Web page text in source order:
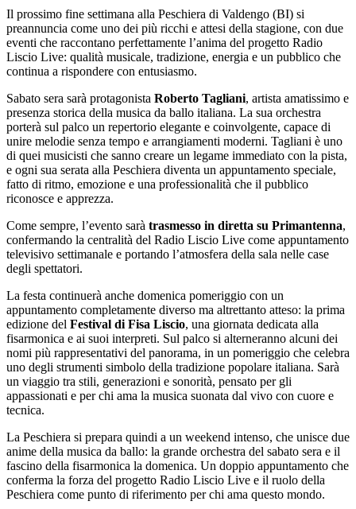
Il prossimo fine settimana alla Peschiera di Valdengo (BI) si
preannuncia come uno dei più ricchi e attesi della stagione, con due
eventi che raccontano perfettamente l’anima del progetto Radio
Liscio Live: qualità musicale, tradizione, energia e un pubblico che
continua a rispondere con entusiasmo.
Sabato sera sarà protagonista Roberto Tagliani, artista amatissimo e
presenza storica della musica da ballo italiana. La sua orchestra
porterà sul palco un repertorio elegante e coinvolgente, capace di
unire melodie senza tempo e arrangiamenti moderni. Tagliani è uno
di quei musicisti che sanno creare un legame immediato con la pista,
e ogni sua serata alla Peschiera diventa un appuntamento speciale,
fatto di ritmo, emozione e una professionalità che il pubblico
riconosce e apprezza.
Come sempre, l’evento sarà trasmesso in diretta su Primantenna,
confermando la centralità del Radio Liscio Live come appuntamento
televisivo settimanale e portando l’atmosfera della sala nelle case
degli spettatori.
La festa continuerà anche domenica pomeriggio con un
appuntamento completamente diverso ma altrettanto atteso: la prima
edizione del Festival di Fisa Liscio, una giornata dedicata alla
fisarmonica e ai suoi interpreti. Sul palco si alterneranno alcuni dei
nomi più rappresentativi del panorama, in un pomeriggio che celebra
uno degli strumenti simbolo della tradizione popolare italiana. Sarà
un viaggio tra stili, generazioni e sonorità, pensato per gli
appassionati e per chi ama la musica suonata dal vivo con cuore e
tecnica.
La Peschiera si prepara quindi a un weekend intenso, che unisce due
anime della musica da ballo: la grande orchestra del sabato sera e il
fascino della fisarmonica la domenica. Un doppio appuntamento che
conferma la forza del progetto Radio Liscio Live e il ruolo della
Peschiera come punto di riferimento per chi ama questo mondo.